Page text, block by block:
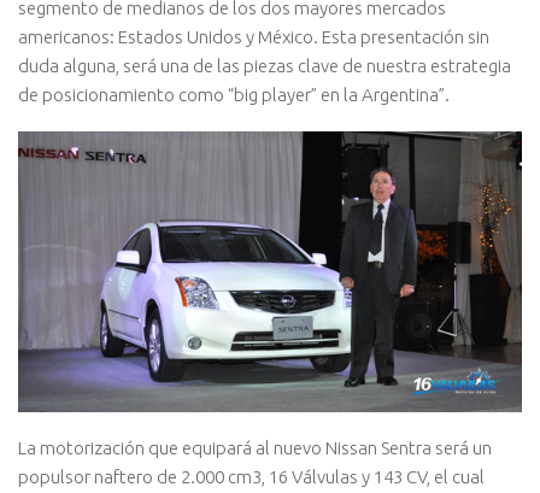
segmento de medianos de los dos mayores mercados
americanos: Estados Unidos y México. Esta presentación sin
duda alguna, será una de las piezas clave de nuestra estrategia
de posicionamiento como “big player” en la Argentina”.
La motorización que equipará al nuevo Nissan Sentra será un
populsor naftero de 2.000 cm3, 16 Válvulas y 143 CV, el cual